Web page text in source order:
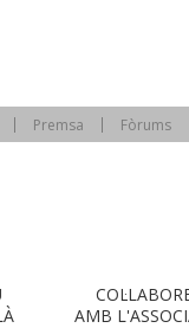
Premsa Fòrums
AMB